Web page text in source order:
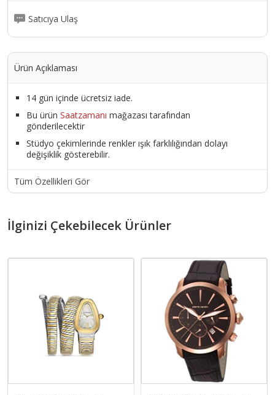
Satıcıya Ulaş
Ürün Açıklaması
14 gün içinde ücretsiz iade.
Bu ürün Saatzamanı mağazası tarafından
gönderilecektir
Stüdyo çekimlerinde renkler ışık farklılığından dolayı
değişiklik gösterebilir.
Tüm Özellikleri Gör
İlginizi Çekebilecek Ürünler